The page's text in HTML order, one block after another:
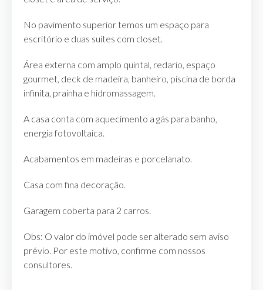
No pavimento superior temos um espaço para
escritório e duas suítes com closet.
Área externa com amplo quintal, redario, espaço
gourmet, deck de madeira, banheiro, piscina de borda
infinita, prainha e hidromassagem.
A casa conta com aquecimento a gás para banho,
energia fotovoltaica.
Acabamentos em madeiras e porcelanato.
Casa com fina decoração.
Garagem coberta para 2 carros.
Obs: O valor do imóvel pode ser alterado sem aviso
prévio. Por este motivo, confirme com nossos
consultores.